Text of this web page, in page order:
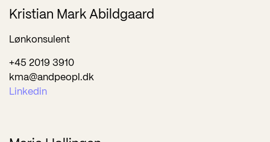
Kristian Mark Abildgaard
Lønkonsulent
+45 2019 3910
kma@andpeopl.dk
Linkedin